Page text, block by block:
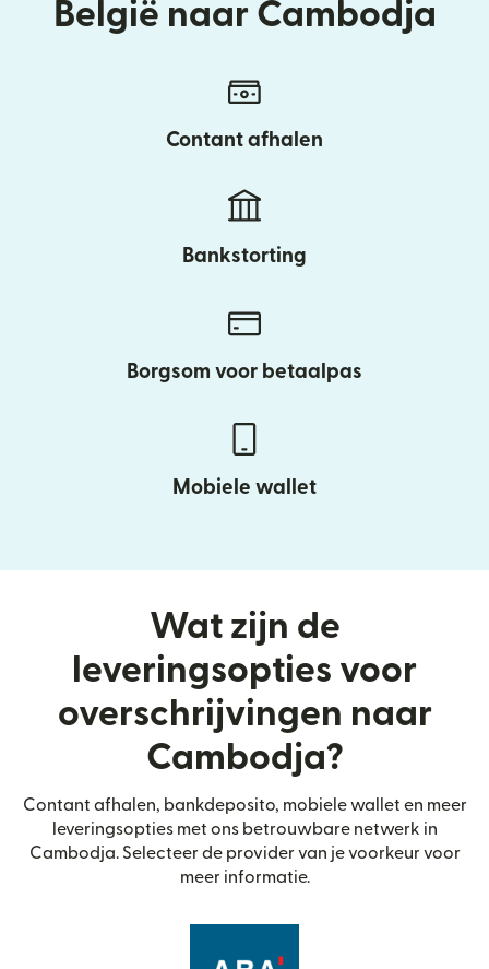
België naar Cambodja
Contant afhalen
Bankstorting
Borgsom voor betaalpas
Mobiele wallet
Wat zijn de
leveringsopties voor
overschrijvingen naar
Cambodja?
Contant afhalen, bankdeposito, mobiele wallet en meer
leveringsopties met ons betrouwbare netwerk in
Cambodja. Selecteer de provider van je voorkeur voor
meer informatie.